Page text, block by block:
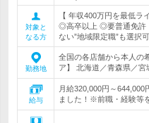
対象と
なる方
【 年収400万円を最低
◎高卒以上 ◎要普通免許
ない”地域限定職”も選択可
勤務地
全国の各店舗から本人の
ア】 北海道／青森県／宮
給与
月給320,000円～
ました！※前職・経験等